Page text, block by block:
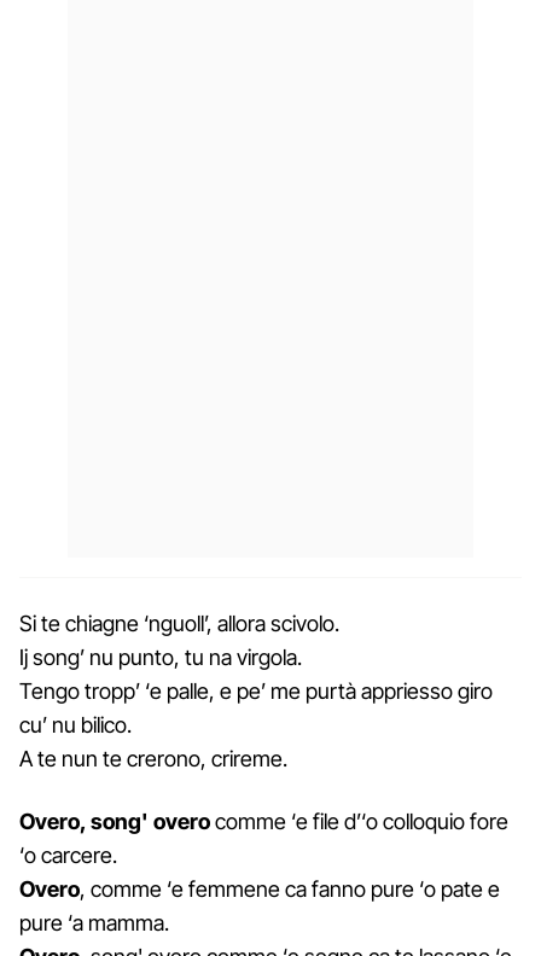
Si te chiagne ‘nguoll’, allora scivolo.
Ij song’ nu punto, tu na virgola.
Tengo tropp’ ‘e palle, e pe’ me purtà appriesso giro
cu’ nu bilico.
A te nun te crerono, crireme.
Overo, song' overocomme ‘e file d’‘o colloquio fore
‘o carcere.
Overo, comme ‘e femmene ca fanno pure ‘o pate e
pure ‘a mamma.